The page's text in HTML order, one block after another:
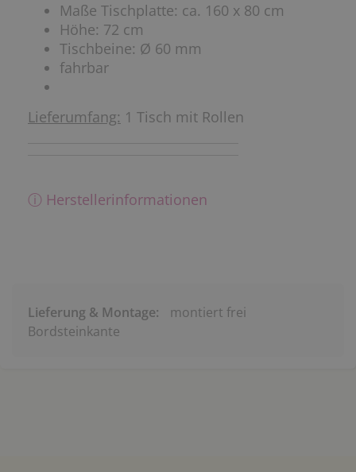
Maße Tischplatte: ca. 160 x 80 cm
Höhe: 72 cm
Tischbeine: Ø 60 mm
fahrbar
Lieferumfang: 1 Tisch mit Rollen
ⓘ Herstellerinformationen
Lieferung & Montage:
montiert frei
Bordsteinkante